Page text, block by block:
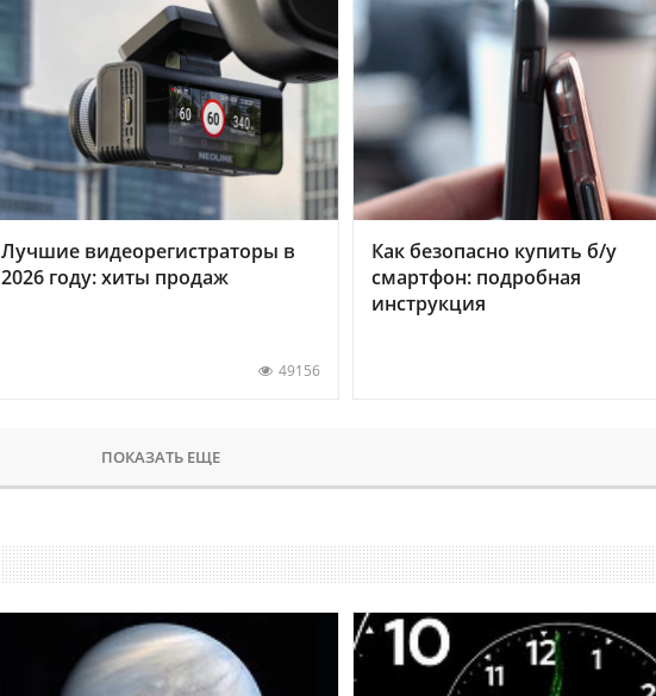
Лучшие видеорегистраторы в
2026 году: хиты продаж
49156
Как безопасно купить б/у
смартфон: подробная
инструкция
ПОКАЗАТЬ ЕЩЕ